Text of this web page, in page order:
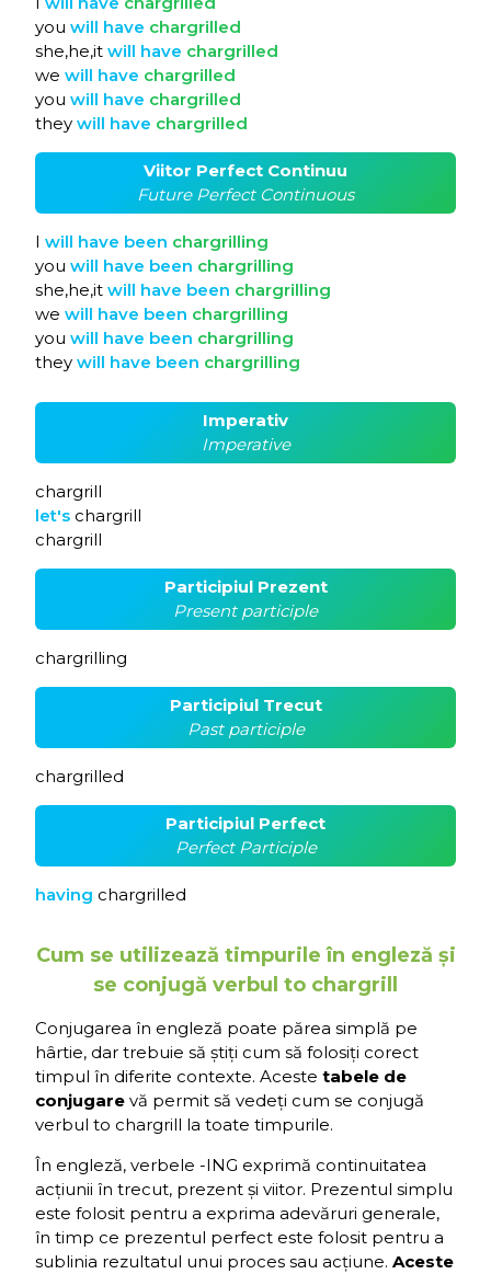
you will have chargrilled
she,he,it will have chargrilled
we will have chargrilled
you will have chargrilled
they will have chargrilled
Viitor Perfect Continuu
Future Perfect Continuous
I will have been chargrilling
you will have been chargrilling
she,he,it will have been chargrilling
we will have been chargrilling
you will have been chargrilling
they will have been chargrilling
Imperativ
Imperative
chargrill
let's chargrill
chargrill
Participiul Prezent
Present participle
chargrilling
Participiul Trecut
Past participle
chargrilled
Participiul Perfect
Perfect Participle
having chargrilled
Cum se utilizează timpurile în engleză și
se conjugă verbul to chargrill
Conjugarea în engleză poate părea simplă pe
hârtie, dar trebuie să știți cum să folosiți corect
timpul în diferite contexte. Aceste tabele de
conjugare vă permit să vedeți cum se conjugă
verbul to chargrill la toate timpurile.
În engleză, verbele -ING exprimă continuitatea
acțiunii în trecut, prezent și viitor. Prezentul simplu
este folosit pentru a exprima adevăruri generale,
în timp ce prezentul perfect este folosit pentru a
sublinia rezultatul unui proces sau acțiune. Aceste